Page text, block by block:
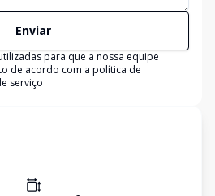
Enviar
para que a nossa equipe
de acordo com a política de
serviço